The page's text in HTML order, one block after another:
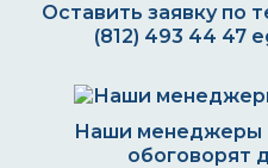
Оставить заявку по
(812) 493 44 47
Наши менеджеры
обоговорят